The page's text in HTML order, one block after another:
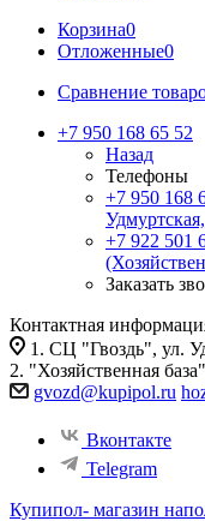
Корзина0
Отложенные0
Сравнение
+7 950 168 65 52
Назад
Телефоны
+7 950 168
+7 922 501
Заказать
Контактная
1. СЦ "Гвоздь", ул.
2. "Хозяйственная
gvozd@kupipol.ru
Вконтакте
Telegram
Купипол- магазин